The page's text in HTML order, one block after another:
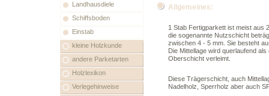
Landhausdiele
Schiffsboden
Einstab
kleine Holzkunde
andere Parketarten
Holzlexikon
Verlegehinweise
Allgemeines:
1 Stab Fertigparkett ist meist aus
die sogenannte Nutzschicht
zwischen 4 - 5 mm. Sie besteht
Die Mittellage wird querlaufend
Oberschicht verleimt.
Diese Trägerschicht, auch
Nadelholz, Sperrholz aber auch